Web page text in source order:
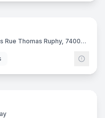
11
Nouvelles Galeries Annecy, 2 bis Rue Thomas Ruphy, 74000 Annecy
12